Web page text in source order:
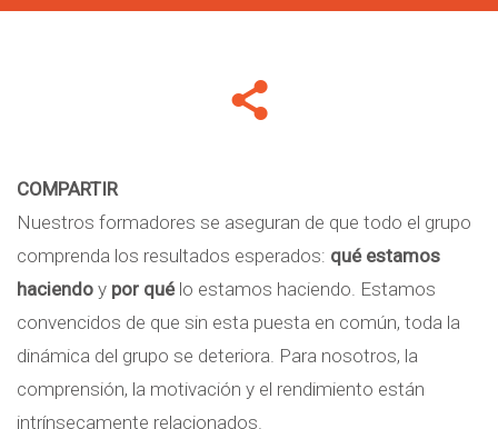
COMPARTIR
Nuestros formadores se aseguran de que todo el grupo
comprenda los resultados esperados: qué estamos
haciendo y por qué lo estamos haciendo. Estamos
convencidos de que sin esta puesta en común, toda la
dinámica del grupo se deteriora. Para nosotros, la
comprensión, la motivación y el rendimiento están
intrínsecamente relacionados.